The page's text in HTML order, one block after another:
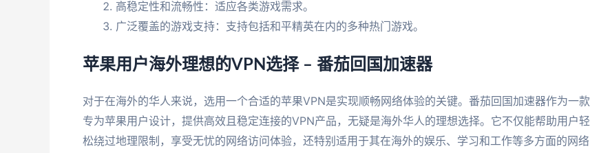
高稳定性和流畅性：适应各类游戏需求。
广泛覆盖的游戏支持：支持包括和平精英在内的多种热门游戏。
苹果用户海外理想的VPN选择 – 番茄回国加速器
对于在海外的华人来说，选用一个合适的苹果VPN是实现顺畅网络体验的关键。番茄回国加速器作为一款
专为苹果用户设计，提供高效且稳定连接的VPN产品，无疑是海外华人的理想选择。它不仅能帮助用户轻
松绕过地理限制，享受无忧的网络访问体验，还特别适用于其在海外的娱乐、学习和工作等多方面的网络